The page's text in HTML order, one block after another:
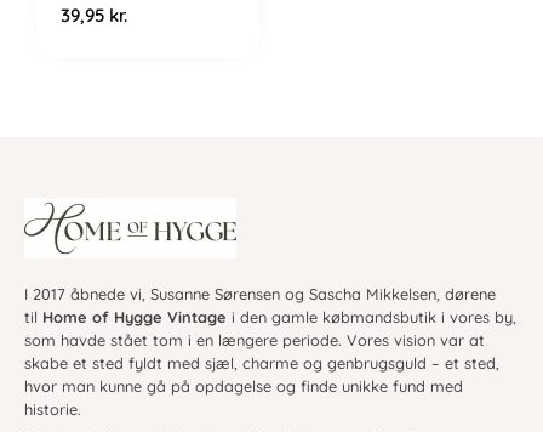
39,95 kr.
I 2017 åbnede vi, Susanne Sørensen og Sascha Mikkelsen, dørene
til Home of Hygge Vintage i den gamle købmandsbutik i vores by,
som havde stået tom i en længere periode. Vores vision var at
skabe et sted fyldt med sjæl, charme og genbrugsguld – et sted,
hvor man kunne gå på opdagelse og finde unikke fund med
historie.